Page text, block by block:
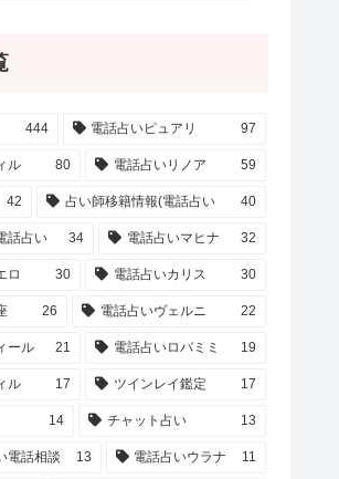
444 電話占いピュアリ 97
ル 80 電話占いリノア 59
42 占い師移籍情報(電話占い 40
話占い 34 電話占いマヒナ 32
ロ 30 電話占いカリス 30
26 電話占いヴェルニ 22
ール 21 電話占いロバミミ 19
ル 17 ツインレイ鑑定 17
14 チャット占い 13
電話相談 13 電話占いウラナ 11